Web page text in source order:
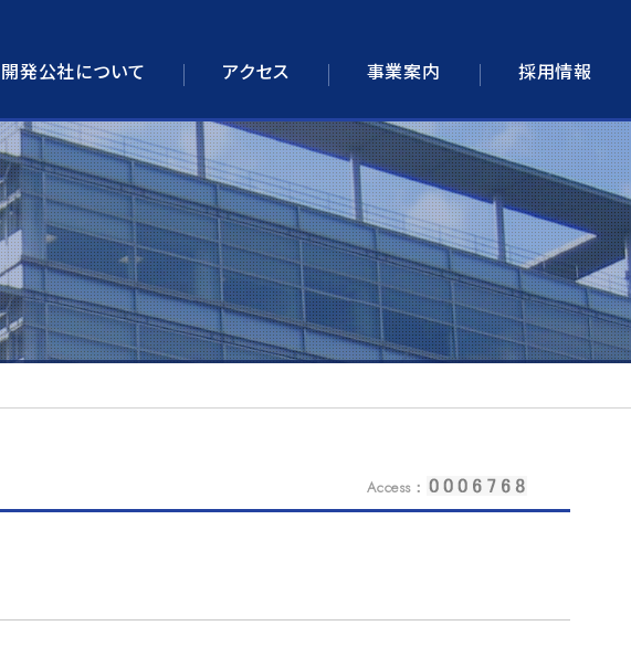
発公社について アクセス 事業案内 採用情報
Access：